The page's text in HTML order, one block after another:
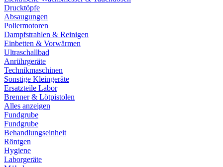
Drucktöpfe
Absaugungen
Poliermotoren
Dampfstrahlen & Reinigen
Einbetten & Vorwärmen
Ultraschallbad
Anrührgeräte
Technikmaschinen
Sonstige Kleingeräte
Ersatzteile Labor
Brenner & Lötpistolen
Alles anzeigen
Fundgrube
Fundgrube
Behandlungseinheit
Röntgen
Hygiene
Laborgeräte